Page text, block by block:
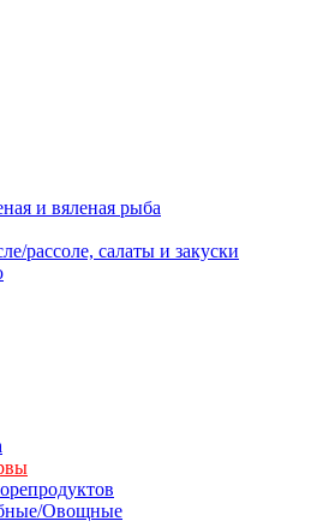
и вяленая рыба
рассоле, салаты и закуски
Овощные